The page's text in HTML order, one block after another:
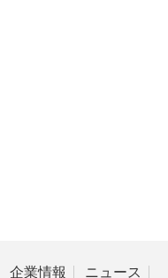
企業情報 ニュース